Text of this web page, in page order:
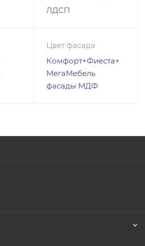
ЛДСП
Цвет фасада
Комфорт+Фиеста+
МегаМебель
фасады МДФ